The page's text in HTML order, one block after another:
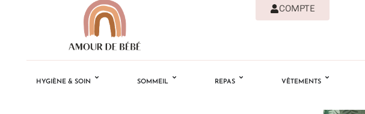
COMPTE
HYGIÈNE & SOIN SOMMEIL REPAS VÊTEMENTS